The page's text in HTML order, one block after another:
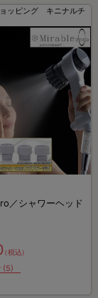
ッピング キニナルチ
／シャワーヘッド
（税込）
(5)